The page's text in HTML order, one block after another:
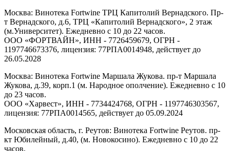
Москва: Винотека Fortwine ТРЦ Капитолий Вернадского. Пр-
т Вернадского, д.6, ТРЦ «Капитолий Вернадского», 2 этаж
(м.Университет). Ежедневно с 10 до 22 часов.
ООО «ФОРТВАЙН», ИНН - 7726459679, ОГРН -
1197746673376, лицензия: 77РПА0014948, действует до
26.05.2028
Москва: Винотека Fortwine Маршала Жукова. пр-т Маршала
Жукова, д.39, корп.1 (м. Народное ополчение). Ежедневно с 10
до 23 часов.
ООО «Харвест», ИНН - 7734424768, ОГРН - 1197746303567,
лицензия: 77РПА0014565, действует до 05.09.2024
Московская область, г. Реутов: Винотека Fortwine Реутов. пр-
кт Юбилейный, д.40, (м. Новокосино). Ежедневно с 10 до 22
часов.